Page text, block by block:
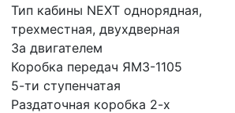
Тип кабины NEXT однорядная,
трехместная, двухдверная
За двигателем
Коробка передач ЯМЗ-1105
5-ти ступенчатая
Раздаточная коробка 2-х